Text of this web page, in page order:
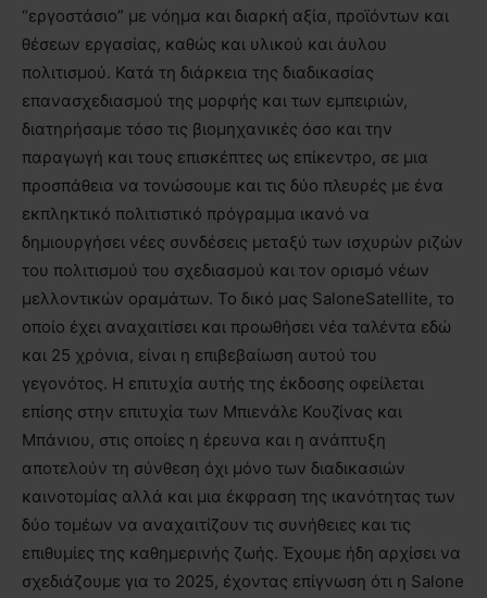
“εργοστάσιο” με νόημα και διαρκή αξία, προϊόντων και
θέσεων εργασίας, καθώς και υλικού και άυλου
πολιτισμού. Κατά τη διάρκεια της διαδικασίας
επανασχεδιασμού της μορφής και των εμπειριών,
διατηρήσαμε τόσο τις βιομηχανικές όσο και την
παραγωγή και τους επισκέπτες ως επίκεντρο, σε μια
προσπάθεια να τονώσουμε και τις δύο πλευρές με ένα
εκπληκτικό πολιτιστικό πρόγραμμα ικανό να
δημιουργήσει νέες συνδέσεις μεταξύ των ισχυρών ριζών
του πολιτισμού του σχεδιασμού και τον ορισμό νέων
μελλοντικών οραμάτων. Το δικό μας SaloneSatellite, το
οποίο έχει αναχαιτίσει και προωθήσει νέα ταλέντα εδώ
και 25 χρόνια, είναι η επιβεβαίωση αυτού του
γεγονότος. Η επιτυχία αυτής της έκδοσης οφείλεται
επίσης στην επιτυχία των Μπιενάλε Κουζίνας και
Μπάνιου, στις οποίες η έρευνα και η ανάπτυξη
αποτελούν τη σύνθεση όχι μόνο των διαδικασιών
καινοτομίας αλλά και μια έκφραση της ικανότητας των
δύο τομέων να αναχαιτίζουν τις συνήθειες και τις
επιθυμίες της καθημερινής ζωής. Έχουμε ήδη αρχίσει να
σχεδιάζουμε για το 2025, έχοντας επίγνωση ότι η Salone